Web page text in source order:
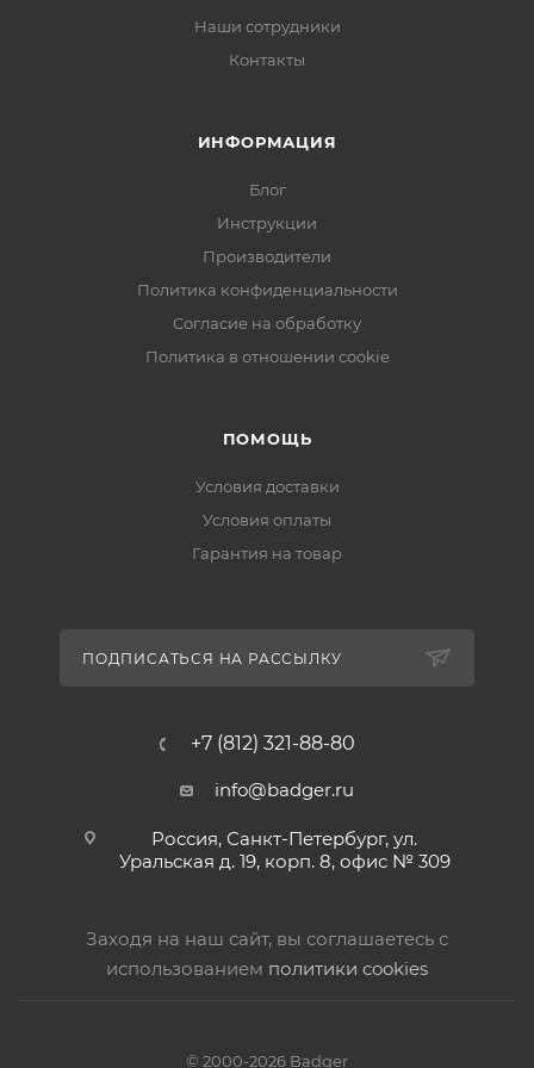
Наши сотрудники
Контакты
ИНФОРМАЦИЯ
Блог
Инструкции
Производители
Политика конфиденциальности
Согласие на обработку
Политика в отношении cookie
ПОМОЩЬ
Условия доставки
Условия оплаты
Гарантия на товар
ПОДПИСАТЬСЯ НА РАССЫЛКУ
+7 (812) 321-88-80
info@badger.ru
Россия, Санкт-Петербург, ул.
Уральская д. 19, корп. 8, офис № 309
Заходя на наш сайт, вы соглашаетесь с
использованием политики cookies
© 2000-2026 Badger